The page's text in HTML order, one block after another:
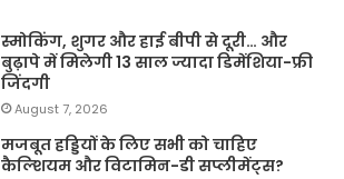
स्मोकिंग, शुगर और हाई बीपी से दूरी… और
बुढ़ापे में मिलेगी 13 साल ज्यादा डिमेंशिया-फ्री
जिंदगी
August 7, 2026
मजबूत हड्डियों के लिए सभी को चाहिए
कैल्शियम और विटामिन-डी सप्लीमेंट्स?